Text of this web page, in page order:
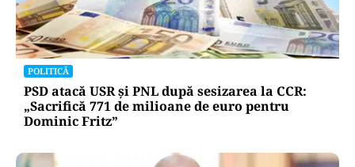
POLITICĂ
PSD atacă USR și PNL după sesizarea la CCR:
„Sacrifică 771 de milioane de euro pentru
Dominic Fritz”